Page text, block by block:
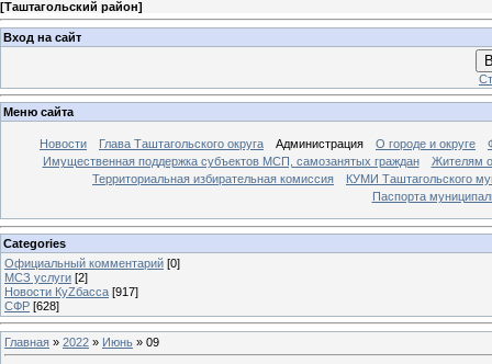
[Таштагольский район]
Вход на сайт
Меню сайта
Новости Глава Таштагольского округа Администрация О городе и округе
Имущественная поддержка субъектов МСП, самозанятых граждан
Жителям
Территориальная избирательная комиссия
КУМИ Таштагольского
Паспорта
Categories
Официальный комментарий [0]
МСЗ услуги [2]
Новости КуZбасса [917]
СФР [628]
Главная » 2022 » Июнь » 09